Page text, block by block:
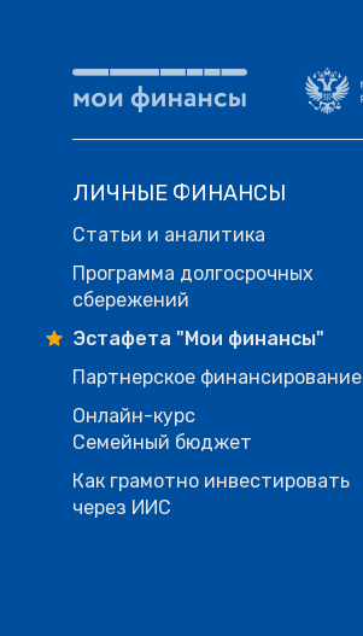
ЛИЧНЫЕ ФИНАНСЫ
Статьи и аналитика
Программа долгосрочных
сбережений
Эстафета "Мои финансы"
Партнерское финансирование
Онлайн-курс
Семейный бюджет
Как грамотно инвестировать
через ИИС